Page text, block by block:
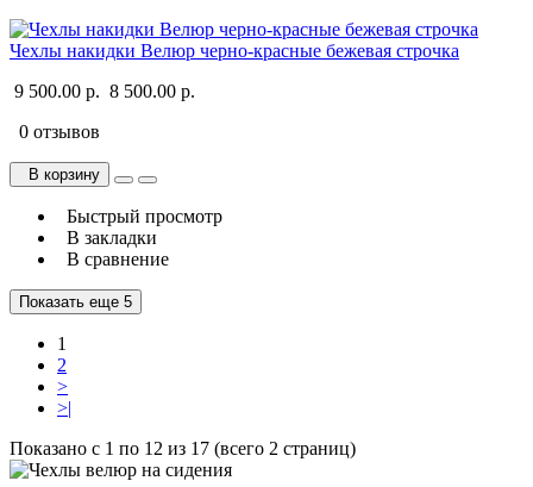
Чехлы накидки Велюр черно-красные бежевая строчка
9 500.00 р. 8 500.00 р.
0 отзывов
В корзину
Быстрый просмотр
В закладки
В сравнение
Показать еще 5
1
2
>
>|
Показано с 1 по 12 из 17 (всего 2 страниц)